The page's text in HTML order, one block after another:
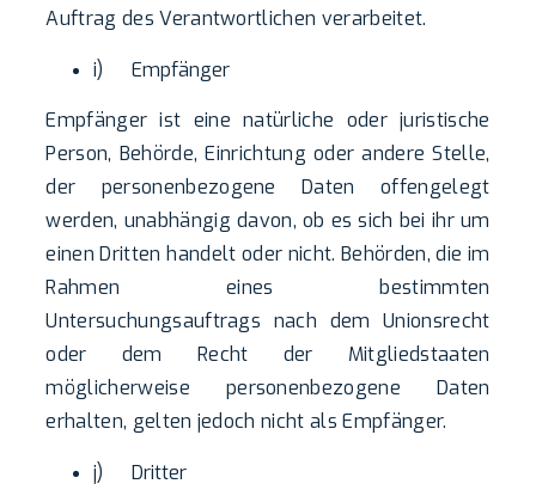
Auftrag des Verantwortlichen verarbeitet.
i) Empfänger
Empfänger ist eine natürliche oder juristische
Person, Behörde, Einrichtung oder andere Stelle,
der personenbezogene Daten offengelegt
werden, unabhängig davon, ob es sich bei ihr um
einen Dritten handelt oder nicht. Behörden, die im
Rahmen eines bestimmten
Untersuchungsauftrags nach dem Unionsrecht
oder dem Recht der Mitgliedstaaten
möglicherweise personenbezogene Daten
erhalten, gelten jedoch nicht als Empfänger.
j) Dritter